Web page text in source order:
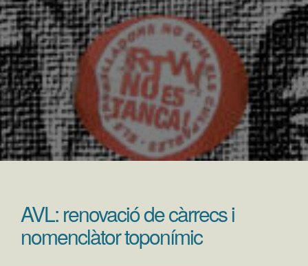
AVL: renovació de càrrecs i
nomenclàtor toponímic